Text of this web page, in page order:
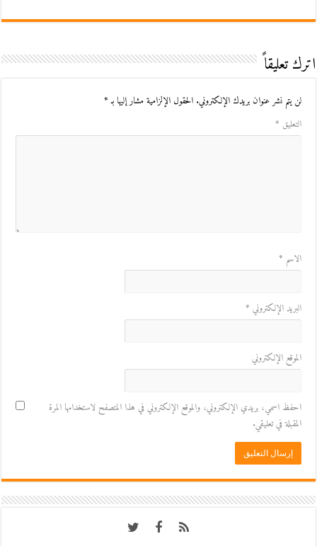
اترك تعليقاً
لن يتم نشر عنوان بريدك الإلكتروني. الحقول الإلزامية مشار إليها بـ*
التعليق *
الاسم *
البريد الإلكتروني *
الموقع الإلكتروني
احفظ اسمي، بريدي الإلكتروني، والموقع الإلكتروني في هذا المتصفح لاستخدامها المرة
المقبلة في تعليقي.